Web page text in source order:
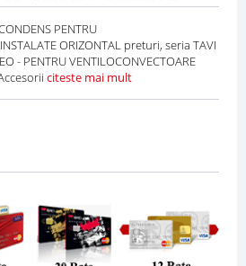
PENTRU
ORIZONTAL preturi, seria TAVI
- PENTRU VENTILOCONVECTOARE
citeste mai mult